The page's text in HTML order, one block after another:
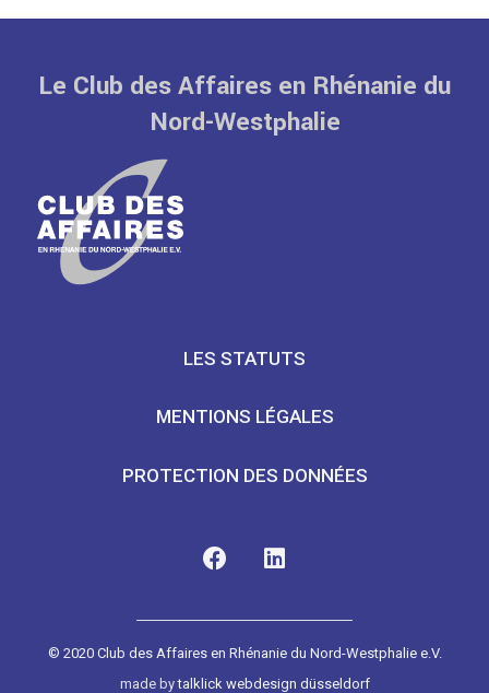
Le Club des Affaires en Rhénanie du
Nord-Westphalie
LES STATUTS
MENTIONS LÉGALES
PROTECTION DES DONNÉES
© 2020 Club des Affaires en Rhénanie du Nord-Westphalie e.V.
made bytalklick webdesign düsseldorf